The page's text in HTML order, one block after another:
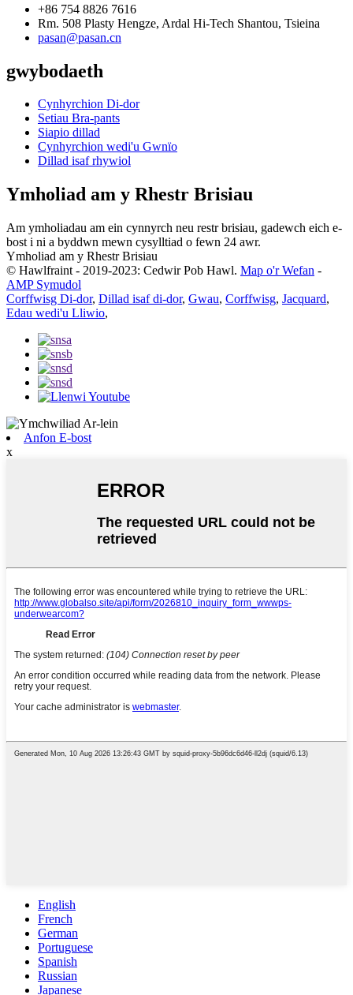
+86 754 8826 7616
Rm. 508 Plasty Hengze, Ardal Hi-Tech Shantou, Tsieina
pasan@pasan.cn
gwybodaeth
Cynhyrchion Di-dor
Setiau Bra-pants
Siapio dillad
Cynhyrchion wedi'u Gwnïo
Dillad isaf rhywiol
Ymholiad am y Rhestr Brisiau
Am ymholiadau am ein cynnyrch neu restr brisiau, gadewch eich e-
bost i ni a byddwn mewn cysylltiad o fewn 24 awr.
Ymholiad am y Rhestr Brisiau
© Hawlfraint - 2019-2023: Cedwir Pob Hawl. Map o'r Wefan -
AMP Symudol
Corffwisg Di-dor, Dillad isaf di-dor, Gwau, Corffwisg, Jacquard,
Edau wedi'u Lliwio,
Anfon E-bost
x
English
French
German
Portuguese
Spanish
Russian
Japanese